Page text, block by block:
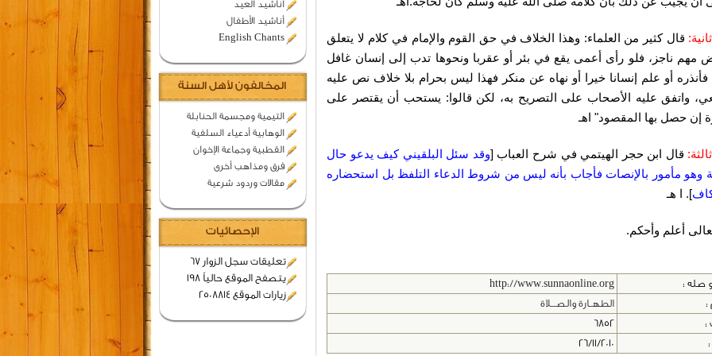
اناشيد العيد
أناشيد الأطفال
English Chants
المخالفون لأهل السنة
التيمية ومجسمة الحنابلة
الوهابية أدعياء السلفية
القطبية وجماعة الإخوان
فرق ومذاهب أخرى
مقالات وردود شرعية
الإحصائيات
تعليقات سجل الزوار 67
يتصفح الموقع حالياً 198
زيارات الموقع 2508814
قال كثير من العلماء: وهذا الخلاف في حق القوم والإمام في كلام لا يتعلق
مهم ناجز، فلو رأى أعمى يقع في بئر أو عقربا ونحوها تدب إلى إنسان غافل
أو علم إنسانا خيرا أو نهاه عن منكر فهذا ليس بحرام بلا خلاف نص عليه
واتفق عليه الأصحاب على التصريح به، لكن قالوا: يستحب أن يقتصر على
إن حصل بها المقصود" اهـ
قال ابن حجر الهيتمي في شرح العباب [وقد سئل البلقيني كيف يدعو حال
وهو مأمور بالإنصات فأجاب بأنه ليس من شروط الدعاء التلفظ بل استحضاره
]. ا هـ
أعلم وأحكم.
صله :
http://www.sunnaonline.org
:
الطهــارة والصـــلاة
:
6852
:
26/11/2010